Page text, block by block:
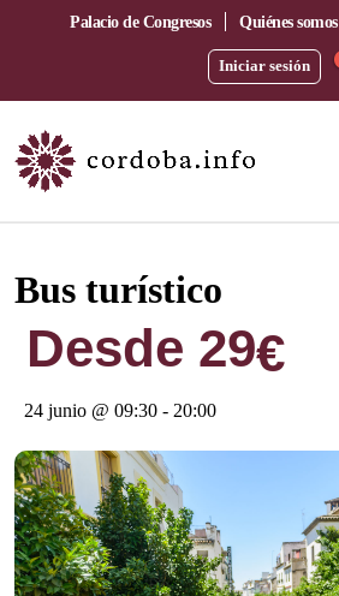
Palacio de Congresos Quiénes somos
Iniciar sesión
Este evento ha pasado.
Bus turístico
Desde 29€
24 junio @ 09:30 - 20:00